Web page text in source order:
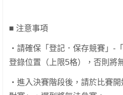
■ 注意事項
・請確保「登記．保存競賽」-
登錄位置（上限5格），否則將
・進入決賽階段後，請於比賽